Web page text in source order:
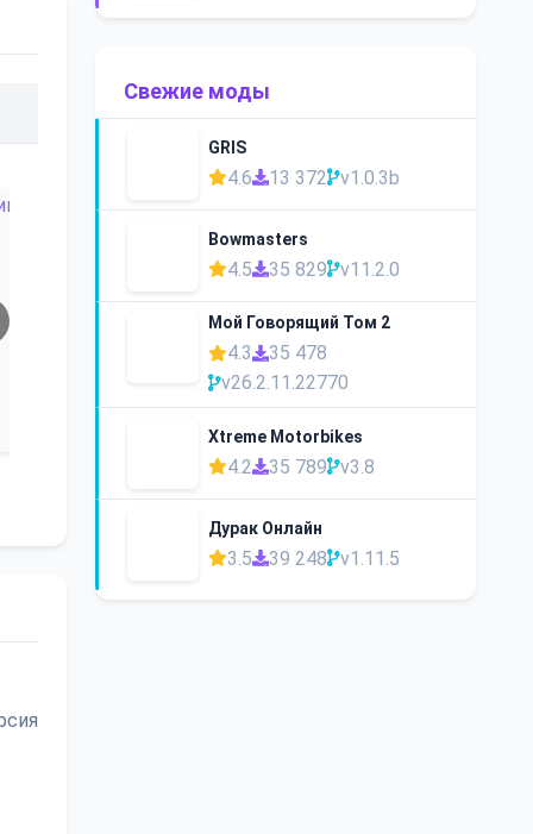
Свежие моды
GRIS
4.6 13 372 v1.0.3b
Bowmasters
4.5 35 829 v11.2.0
Мой Говорящий Том 2
4.3
35 478
v26.2.11.22770
Xtreme Motorbikes
4.2 35 789 v3.8
Дурак Онлайн
3.5 39 248 v1.11.5